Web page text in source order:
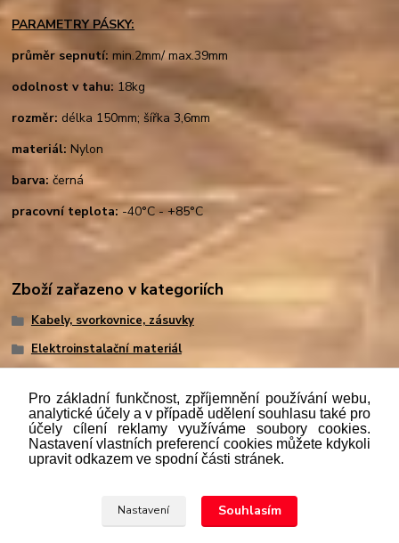
PARAMETRY PÁSKY:
průměr sepnutí: min.2mm/ max.39mm
odolnost v tahu: 18kg
rozměr: délka 150mm; šířka 3,6mm
materiál: Nylon
barva: černá
pracovní teplota: -40°C - +85°C
Zboží zařazeno v kategoriích
Kabely, svorkovnice, zásuvky
Elektroinstalační materiál
Podlezákona č. 112/mmmmm2016 Sb. o evidenci tržeb je
prodávající povinen vystavit kupujícímu účtenku. Zároveň je
případě technického výpadku pak nejpozději do 48 hodin.“
Upravit sběr cookies.
Pro základní funkčnost, zpříjemnění používání webu,
analytické účely a v případě udělení souhlasu také pro
účely cílení reklamy využíváme soubory cookies.
Nastavení vlastních preferencí cookies můžete kdykoli
upravit odkazem ve spodní části stránek.
Nastavení Souhlasím